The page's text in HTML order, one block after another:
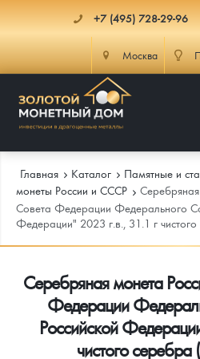
+7 (495) 728-29-96
Москва
Каталог
Инвестиционные монеты
Монеты Россия и СССР
Памятные и старинные монеты
Как сделать заказ
Подлинность монет
Доставка
Услуги
Главная Каталог Памятные и
монеты России и СССР
Совета Федерации Федерального
Федерации" 2023 г.в., 31.1 г
Серебряная монета
Федерации
Российской
чистого